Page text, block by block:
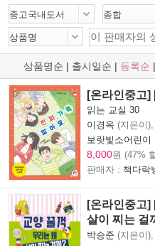
상품명순 | 출시일순 | 등록순 |
[온라인중고]
읽는 교실 30
이경옥 (지은이),
보랏빛소어린이
8,000원 (47%
판매자 : 책다락
[온라인중고]
살이 찌는 걸
박승준 (지은이),